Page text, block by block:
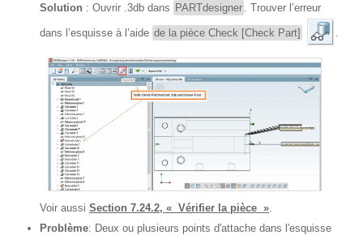
Solution : Ouvrir .3db dans PARTdesigner . Trouver l’erreur
dans l’esquisse à l’aide de la pièce Check [Check Part]
Voir aussi Section 7.24.2, « Vérifier la pièce »
Problème: Deux ou plusieurs points d'attache dans l'esquisse